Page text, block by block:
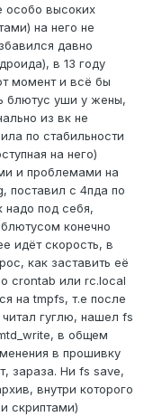
особо высоких
на него не
давно
в 13 году
момент и всё бы
блютус уши у жены,
из вк не
по стабильности
на него)
и проблемами на
поставил с 4пда по
надо под себя,
конечно
идёт скорость, в
как заставить её
crontab или rc.local
на tmpfs, т.е после
читал гуглю, нашел fs
в общем
в прошивку
зараза. Ни fs save,
внутри которого
скриптами)